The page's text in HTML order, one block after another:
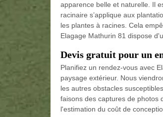
apparence belle et naturelle. Il
racinaire s’applique aux
les plantes à racines. Cela
Elagage Mathurin 81 dispose
Devis gratuit pour un
Planifiez un rendez-vous avec
paysage extérieur. Nous
les autres obstacles
faisons des captures de photos
l'estimation du coût de